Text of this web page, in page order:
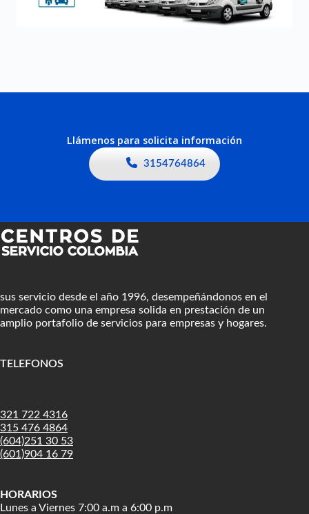
Llámenos para solicita información
3154764864
sus servicio desde el año 1996, desempeñándonos en el
mercado como una empresa solida en prestación de un
amplio portafolio de servicios para empresas y hogares.
TELEFONOS
321 722 4316
315 476 4864
(604)251 30 53
(601)904 16 79
HORARIOS
Lunes a Viernes 7:00 a.m a 6:00 p.m